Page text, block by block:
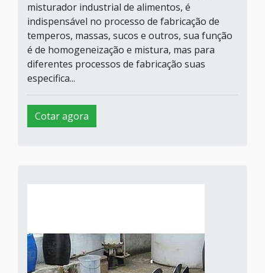
misturador industrial de alimentos, é
indispensável no processo de fabricação de
temperos, massas, sucos e outros, sua função
é de homogeneização e mistura, mas para
diferentes processos de fabricação suas
especifica...
Cotar agora